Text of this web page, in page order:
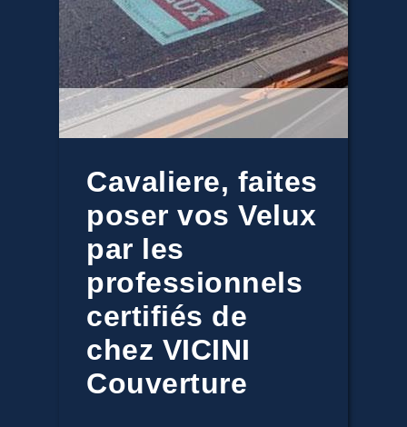
Cavaliere, faites
poser vos Velux
par les
professionnels
certifiés de
chez VICINI
Couverture